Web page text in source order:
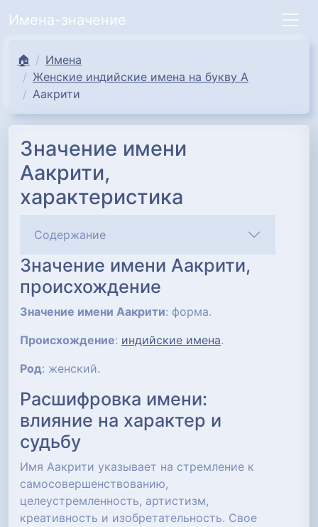
Имена-значение
🏠
Имена
Женские индийские имена на букву А
Аакрити
Значение имени
Аакрити,
характеристика
Содержание
Значение имени Аакрити,
происхождение
Значение имени Аакрити: форма.
Происхождение: индийские имена.
Род: женский.
Расшифровка имени:
влияние на характер и
судьбу
Имя Аакрити указывает на стремление к
самосовершенствованию,
целеустремленность, артистизм,
креативность и изобретательность. Свое